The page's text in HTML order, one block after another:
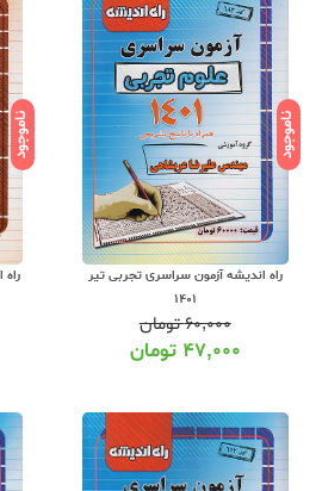
ناموجود
راه اندیشه آزمون سراسری تجربی تیر
1401
۶۰,۰۰۰تومان
۴۷,۰۰۰ تومان
ناموجود